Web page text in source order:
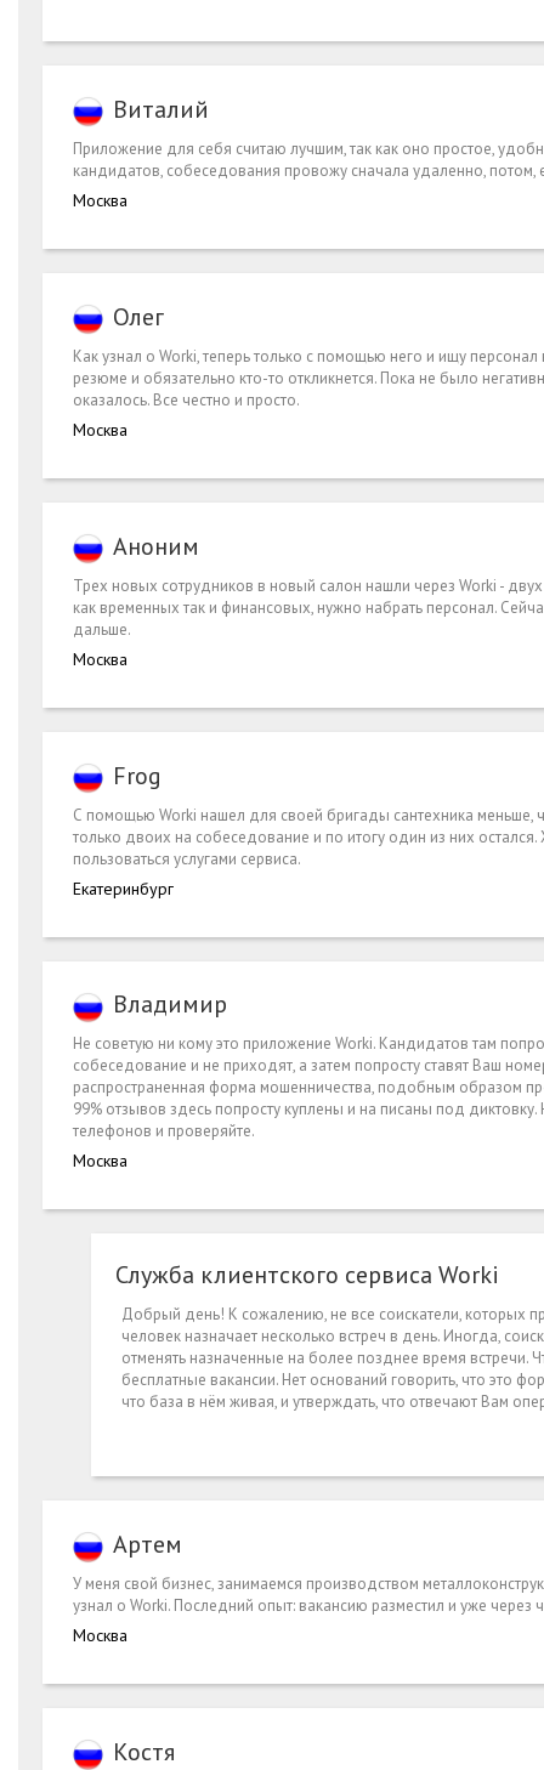
Виталий
Приложение для себя считаю лучшим, так как оно простое,
кандидатов, собеседования провожу сначала удаленно, потом,
Москва
Олег
Как узнал о Worki, теперь только с помощью него и ищу
резюме и обязательно кто-то откликнется. Пока не было
оказалось. Все честно и просто.
Москва
Аноним
Трех новых сотрудников в новый салон нашли через Worki -
как временных так и финансовых, нужно набрать персонал.
дальше.
Москва
Frog
С помощью Worki нашел для своей бригады сантехника меньше,
только двоих на собеседование и по итогу один из них
пользоваться услугами сервиса.
Екатеринбург
Владимир
Не советую ни кому это приложение Worki. Кандидатов там
собеседование и не приходят, а затем попросту ставят Ваш
распространенная форма мошенничества, подобным образом
99% отзывов здесь попросту куплены и на писаны под
телефонов и проверяйте.
Москва
Служба клиентского сервиса Worki
Добрый день! К сожалению, не все соискатели, которых
человек назначает несколько встреч в день. Иногда,
отменять назначенные на более позднее время встречи.
бесплатные вакансии. Нет оснований говорить, что это
что база в нём живая, и утверждать, что отвечают Вам
Артем
У меня свой бизнес, занимаемся производством
узнал о Worki. Последний опыт: вакансию разместил и уже через
Москва
Костя